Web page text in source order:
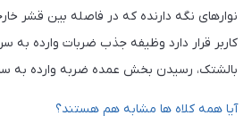
نوارهای نگه دارنده که در فاصله بین قشر
کاربر قرار دارد وظیفه جذب ضربات وارده به
بالشتک، رسیدن بخش عمده ضربه وارده به
آیا همه کلاه ها مشابه هم هستند؟